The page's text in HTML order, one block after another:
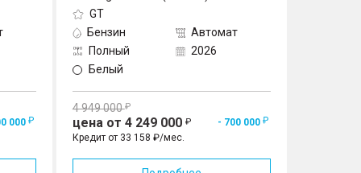
000
GT
Бензин
Автомат
Полный
2026
Белый
4 949 000
цена от 4 249 000
- 700 000
Кредит от 33 158 ₽/мес.